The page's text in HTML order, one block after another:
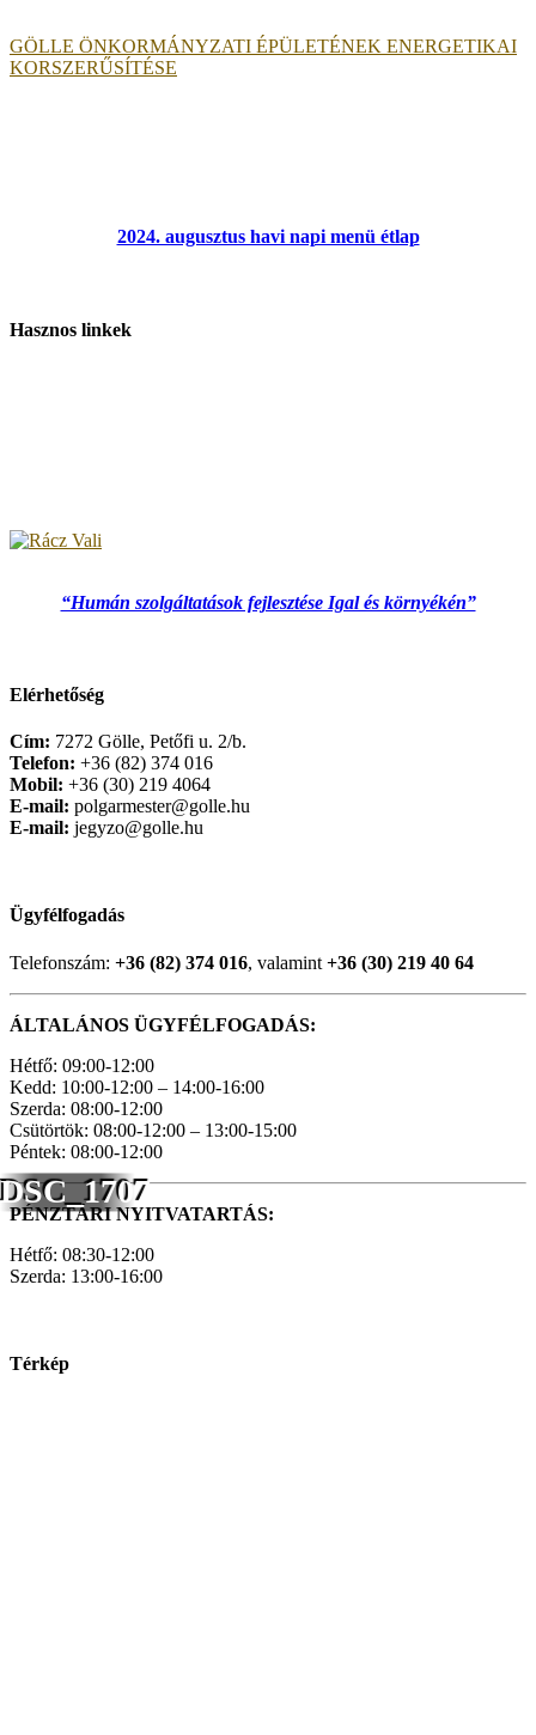
DSC_1707
GÖLLE ÖNKORMÁNYZATI ÉPÜLETÉNEK ENERGETIKAI
KORSZERŰSÍTÉSE
2024. augusztus havi napi menü étlap
Hasznos linkek
“Humán szolgáltatások fejlesztése Igal és környékén”
Elérhetőség
Cím: 7272 Gölle, Petőfi u. 2/b.
Telefon: +36 (82) 374 016
Mobil: +36 (30) 219 4064
E-mail: polgarmester@golle.hu
E-mail: jegyzo@golle.hu
Ügyfélfogadás
Telefonszám: +36 (82) 374 016, valamint +36 (30) 219 40 64
ÁLTALÁNOS ÜGYFÉLFOGADÁS:
Hétfő: 09:00-12:00
Kedd: 10:00-12:00 – 14:00-16:00
Szerda: 08:00-12:00
Csütörtök: 08:00-12:00 – 13:00-15:00
Péntek: 08:00-12:00
PÉNZTÁRI NYITVATARTÁS:
Hétfő: 08:30-12:00
Szerda: 13:00-16:00
Térkép